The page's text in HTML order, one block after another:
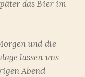
das Bier im
und die
lassen uns
Abend